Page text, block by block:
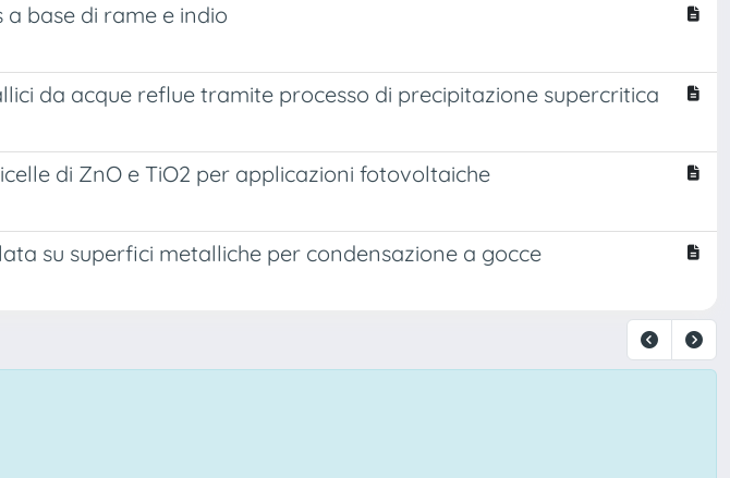
base di rame e indio
da acque reflue tramite processo di precipitazione supercritica
di ZnO e TiO2 per applicazioni fotovoltaiche
su superfici metalliche per condensazione a gocce